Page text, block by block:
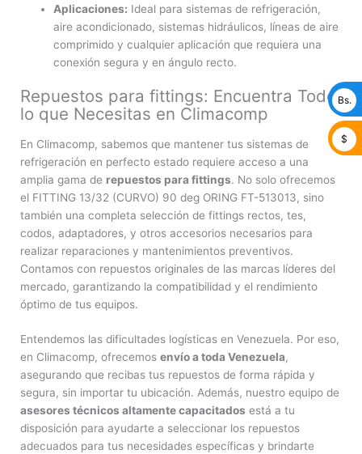
Aplicaciones: Ideal para sistemas de refrigeración,
aire acondicionado, sistemas hidráulicos, líneas de aire
comprimido y cualquier aplicación que requiera una
conexión segura y en ángulo recto.
Repuestos para fittings: Encuentra Todo
lo que Necesitas en Climacomp
En Climacomp, sabemos que mantener tus sistemas de
refrigeración en perfecto estado requiere acceso a una
amplia gama de repuestos para fittings. No solo ofrecemos
el FITTING 13/32 (CURVO) 90 deg ORING FT-513013, sino
también una completa selección de fittings rectos, tes,
codos, adaptadores, y otros accesorios necesarios para
realizar reparaciones y mantenimientos preventivos.
Contamos con repuestos originales de las marcas líderes del
mercado, garantizando la compatibilidad y el rendimiento
óptimo de tus equipos.
Entendemos las dificultades logísticas en Venezuela. Por eso,
en Climacomp, ofrecemos envío a toda Venezuela,
asegurando que recibas tus repuestos de forma rápida y
segura, sin importar tu ubicación. Además, nuestro equipo de
asesores técnicos altamente capacitados está a tu
disposición para ayudarte a seleccionar los repuestos
adecuados para tus necesidades específicas y brindarte
Bs.
$